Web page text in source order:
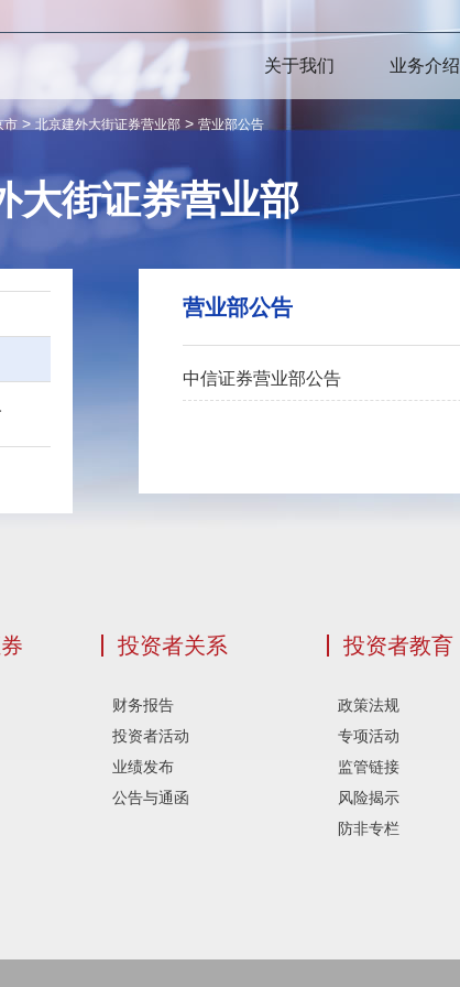
关于我们 业务介绍
市 >北京建外大街证券营业部 > 营业部公告
大街证券营业部
营业部公告
中信证券营业部公告
投资者关系
财务报告
投资者活动
业绩发布
公告与通函
投资者教育
政策法规
专项活动
监管链接
风险揭示
防非专栏